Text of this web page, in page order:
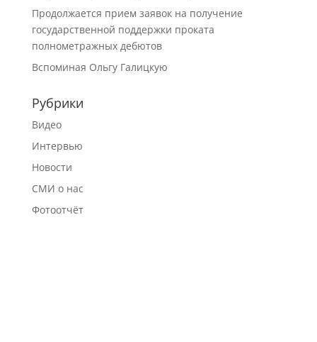
Продолжается прием заявок на получение
государственной поддержки проката
полнометражных дебютов
Вспоминая Ольгу Галицкую
Рубрики
Видео
Интервью
Новости
СМИ о нас
Фотоотчёт